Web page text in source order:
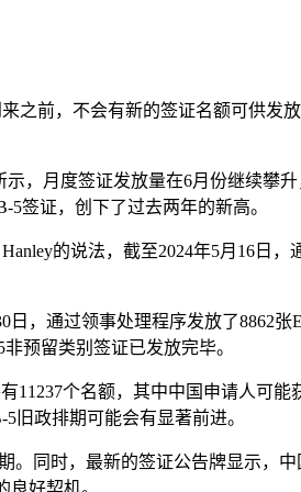
之前，不会有新的签证名额可供发
，月度签证发放量在6月份继续攀
签证，创下了过去两年的新高。
的说法，截至2024年5月16日，
，通过领事处理程序发放了8862张
预留类别签证已发放完毕。
11237个名额，其中中国申请人可能
旧政排期可能会有显著前进。
。同时，最新的签证公告牌显示，
好契机。